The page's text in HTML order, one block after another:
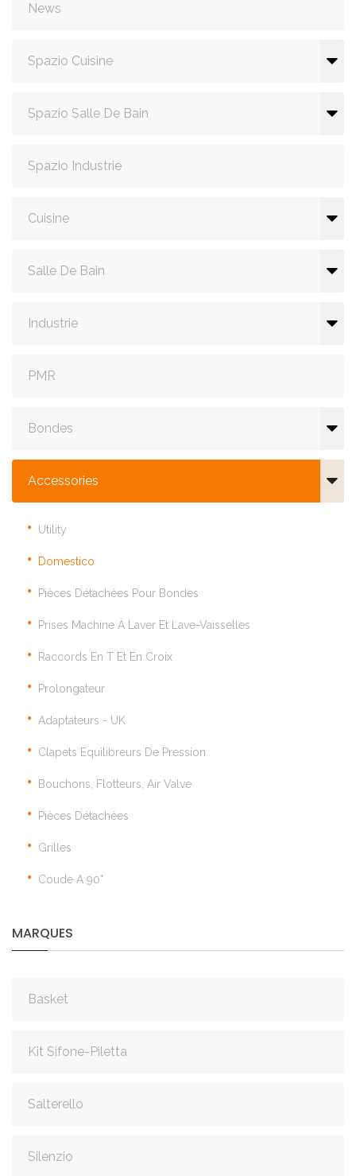
News
Spazio Cuisine
Spazio Salle De Bain
Spazio Industrie
Cuisine
Salle De Bain
Industrie
PMR
Bondes
Accessories
Utility
Domestico
Pièces Détachées Pour Bondes
Prises Machine À Laver Et Lave-Vaisselles
Raccords En T Et En Croix
Prolongateur
Adaptateurs - UK
Clapets Équilibreurs De Pression
Bouchons, Flotteurs, Air Valve
Pièces Détachées
Grilles
Coude A 90°
MARQUES
Basket
Kit Sifone-Piletta
Salterello
Silenzio